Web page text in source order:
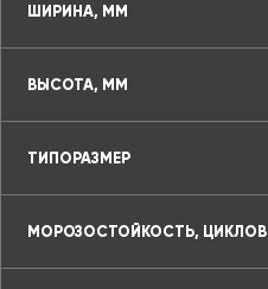
ШИРИНА, ММ
ВЫСОТА, ММ
ТИПОРАЗМЕР
МОРОЗОСТОЙКОСТЬ, ЦИКЛОВ